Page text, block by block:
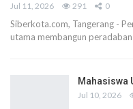
Jul 11, 2026 291 0
Siberkota.com, Tangerang -
utama membangun
Mahasiswa
Jul 10, 2026